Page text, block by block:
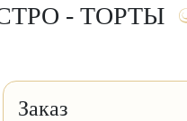
- ТОРТЫ
Заказ